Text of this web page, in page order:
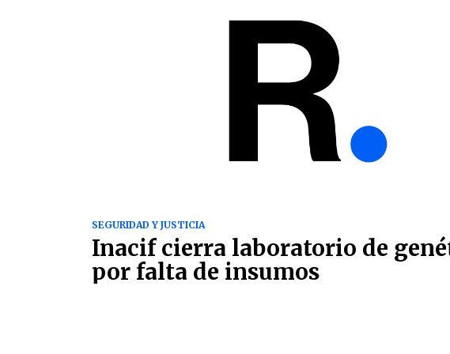
SEGURIDAD Y JUSTICIA
Inacif cierra laboratorio de
por falta de insumos